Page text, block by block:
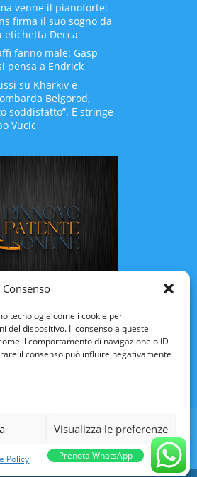
tecnologie come i cookie per
del dispositivo. Il consenso a queste
il comportamento di navigazione o ID
il consenso può influire negativamente
Visualizza le preferenze
Policy
venne il pianoforte:
firma il suo sogno da
etichetta Decca
fanno male: Gasp
pensa a Endrick
su Kharkiv e
Belgorod,
soddisfatto”. E stringe
Vucic
LIGURIA
ALTO-ADIGE
Prenota WhatsApp